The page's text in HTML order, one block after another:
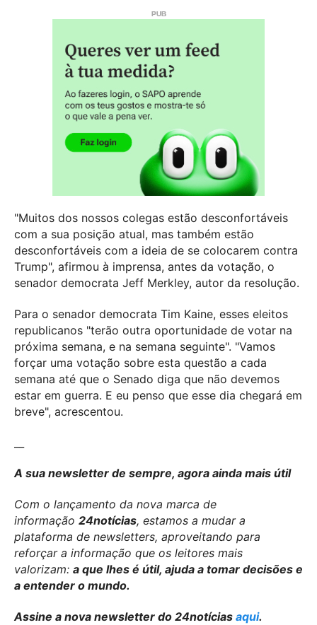
"Muitos dos nossos colegas estão desconfortáveis
com a sua posição atual, mas também estão
desconfortáveis com a ideia de se colocarem contra
Trump", afirmou à imprensa, antes da votação, o
senador democrata Jeff Merkley, autor da resolução.
Para o senador democrata Tim Kaine, esses eleitos
republicanos "terão outra oportunidade de votar na
próxima semana, e na semana seguinte". "Vamos
forçar uma votação sobre esta questão a cada
semana até que o Senado diga que não devemos
estar em guerra. E eu penso que esse dia chegará em
breve", acrescentou.
A sua newsletter de sempre, agora ainda mais útil
Com o lançamento da nova marca de
informação 24notícias, estamos a mudar a
plataforma de newsletters, aproveitando para
reforçar a informação que os leitores mais
valorizam: a que lhes é útil, ajuda a tomar decisões e
a entender o mundo.
Assine a nova newsletter do 24notícias aqui.